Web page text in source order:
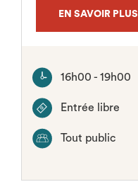
EN SAVOIR PLUS
16h00 - 19h00
Entrée libre
Tout public